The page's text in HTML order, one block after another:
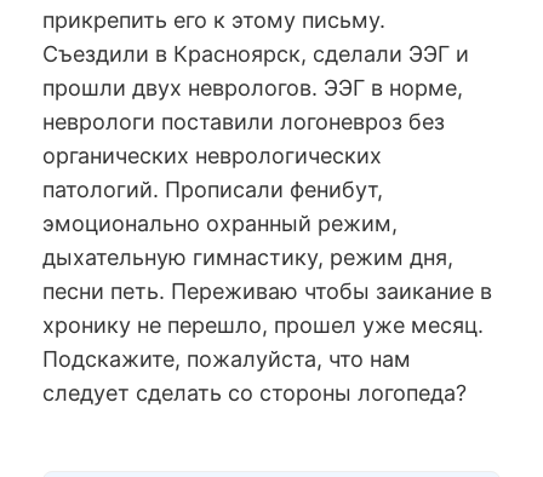
прикрепить его к этому письму.
Съездили в Красноярск, сделали ЭЭГ и
прошли двух неврологов. ЭЭГ в норме,
неврологи поставили логоневроз без
органических неврологических
патологий. Прописали фенибут,
эмоционально охранный режим,
дыхательную гимнастику, режим дня,
песни петь. Переживаю чтобы заикание в
хронику не перешло, прошел уже месяц.
Подскажите, пожалуйста, что нам
следует сделать со стороны логопеда?